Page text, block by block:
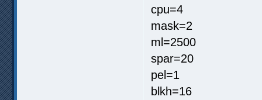
cpu=4
mask=2
ml=2500
spar=20
pel=1
blkh=16